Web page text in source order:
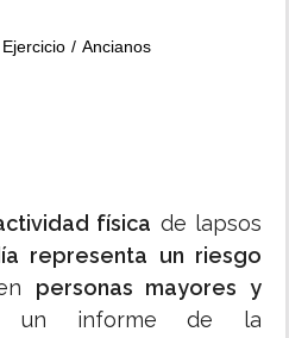
Ejercicio
Ancianos
física de lapsos
representa un riesgo
personas mayores y
un informe de la